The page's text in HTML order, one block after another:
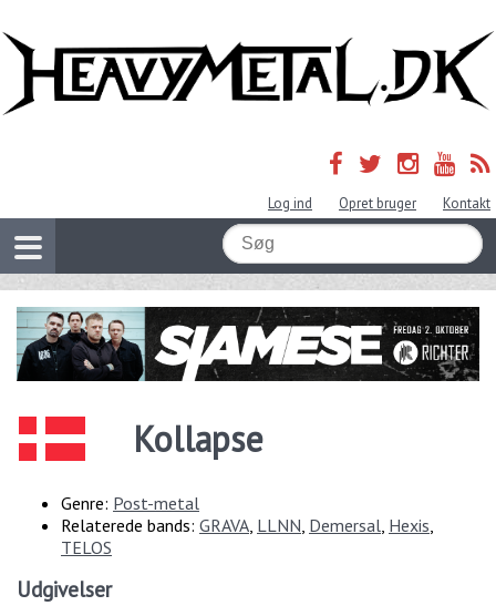
Log ind Opret bruger Kontakt
Kollapse
Genre: Post-metal
Relaterede bands: GRAVA LLNN Demersal Hexis
TELOS
Udgivelser